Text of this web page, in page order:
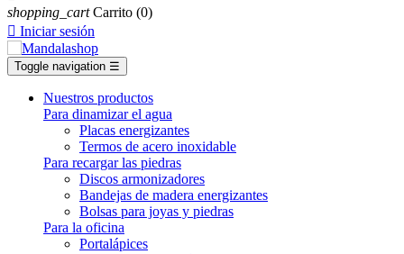
shopping_cart Carrito (0)
 Iniciar sesión
Toggle navigation ☰
Nuestros productos
Para dinamizar el agua
Placas energizantes
Termos de acero inoxidable
Para recargar las piedras
Discos armonizadores
Bandejas de madera energizantes
Bolsas para joyas y piedras
Para la oficina
Portalápices